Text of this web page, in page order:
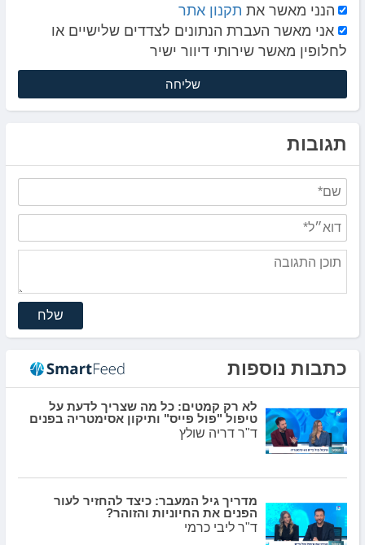
הנני מאשר את תקנון אתר
אני מאשר העברת הנתונים לצדדים שלישיים או
לחלופין מאשר שירותי דיוור ישיר
תגובות
שלח
כתבות נוספות
לא רק קמטים: כל מה שצריך לדעת על
טיפול "פול פייס" ותיקון אסימטריה בפנים
ד"ר דריה שולץ
מדריך גיל המעבר: כיצד להחזיר לעור
הפנים את החיוניות והזוהר?
ד"ר ליבי כרמי